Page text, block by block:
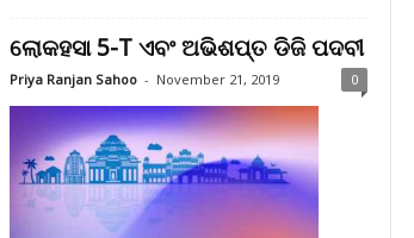
ଲୋକହସା 5-T ଏବଂ ଅଭିଶପ୍ତ ଡିଜି ପଦବୀ
Priya Ranjan Sahoo - November 21, 2019 0